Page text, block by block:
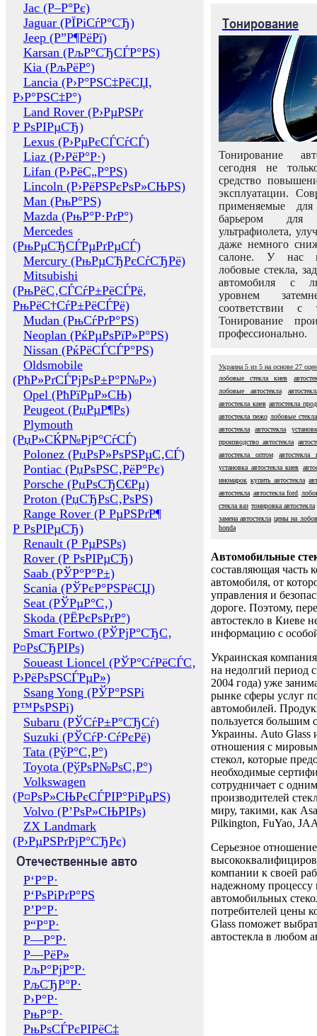
Jac (Р–Р°Рє)
Jaguar (РЇРіСѓР°СЂ)
Jeep (Р”Р¶РёРї)
Karsan (РљР°СЂСЃР°РЅ)
Kia (РљРёР°)
Lancia (Р›Р°РЅС‡РёСЏ,
Р›Р°РЅС‡Р°)
Land Rover (Р›РµРЅРґ
Р РѕРІРµСЂ)
Lexus (Р›РµРєСЃСѓСЃ)
Liaz (Р›РёР°Р·)
Lifan (Р›РёС„Р°РЅ)
Lincoln (Р›РёРЅРєРѕР»СЊРЅ)
Man (РњР°РЅ)
Mazda (РњР°Р·РґР°)
Mercedes
(РњРµСЂСЃРµРґРµСЃ)
Mercury (РњРµСЂРєСѓСЂРё)
Mitsubishi
(РњРёС‚СЃСѓР±РёСЃРё,
РњРёС†СѓР±РёСЃРё)
Mudan (РњСѓРґР°РЅ)
Neoplan (РќРµРѕРїР»Р°РЅ)
Nissan (РќРёСЃСЃР°РЅ)
Oldsmobile
(РћР»РґСЃРјРѕР±Р°Р№Р»)
Opel (РћРїРµР»СЊ)
Peugeot (РџРµР¶Рѕ)
Plymouth
(РџР»СЌР№РјР°СѓСЃ)
Polonez (РџРѕР»РѕРЅРµС‚СЃ)
Pontiac (РџРѕРЅС‚РёР°Рє)
Porsche (РџРѕСЂС€Рµ)
Proton (РџСЂРѕС‚РѕРЅ)
Range Rover (Р РµРЅРґР¶
Р РѕРІРµСЂ)
Renault (Р РµРЅРѕ)
Rover (Р РѕРІРµСЂ)
Saab (РЎР°Р°Р±)
Scania (РЎРєР°РЅРёСЏ)
Seat (РЎРµР°С‚)
Skoda (РЁРєРѕРґР°)
Smart Fortwo (РЎРјР°СЂС‚
Р¤РѕСЂРІРѕ)
Soueast Lioncel (РЎР°СѓРёСЃС‚
Р›РёРѕРЅСЃРµР»)
Ssang Yong (РЎР°РЅРі
Р™РѕРЅРі)
Subaru (РЎСѓР±Р°СЂСѓ)
Suzuki (РЎСѓР·СѓРєРё)
Tata (РўР°С‚Р°)
Toyota (РўРѕР№РѕС‚Р°)
Volkswagen
(Р¤РѕР»СЊРєСЃРІР°РіРµРЅ)
Volvo (Р’РѕР»СЊРІРѕ)
ZX Landmark
(Р›РµРЅРґРјР°СЂРє)
Отечественные авто
Р‘Р°Р·
Р‘РѕРіРґР°РЅ
Р’Р°Р·
Р“Р°Р·
Р—Р°Р·
Р—РёР»
РљР°РјР°Р·
РљСЂР°Р·
Р›Р°Р·
РњР°Р·
РњРѕСЃРєРІРёС‡
Тонирование
Тонирование
сегодня не
средство
эксплуатации.
применяемые
барьером для
ультрафиолета,
даже немного
салоне. У нас
лобовые стекла,
автомобиля с
уровнем
соответствии с
Тонирование
профессионально.
Украина 5 из 5 на основе 27
лобовые стекла киев
лобовые автостекла
автостекла киев автостекла
автостекла пежо лобовые
автостекла
автостекла
производство автостекла
автостекла оптом
автостекла
установка автостекла киев
иномарок купить автостекла
автостекла автостекла ford
стекла ваз тонировка автостекла
замена автостекла цены на
honda
Автомобильные
составляющая часть
автомобиля, от
управления и
дороге. Поэтому,
автостекло в Киеве
информацию с
Украинская
на недолгий период
2004 года) уже
рынке сферы услуг
автомобилей.
пользуется большим
Украины. Auto Glass
отношения с
стекол, которые
необходимые
сотрудничает с
производителей
миру, такими, как
Pilkington, FuYao,
Серьезное отношение
компании к своей
надежному процессу
автомобильных
потребителей цены
Glass поможет
автостекла в любом